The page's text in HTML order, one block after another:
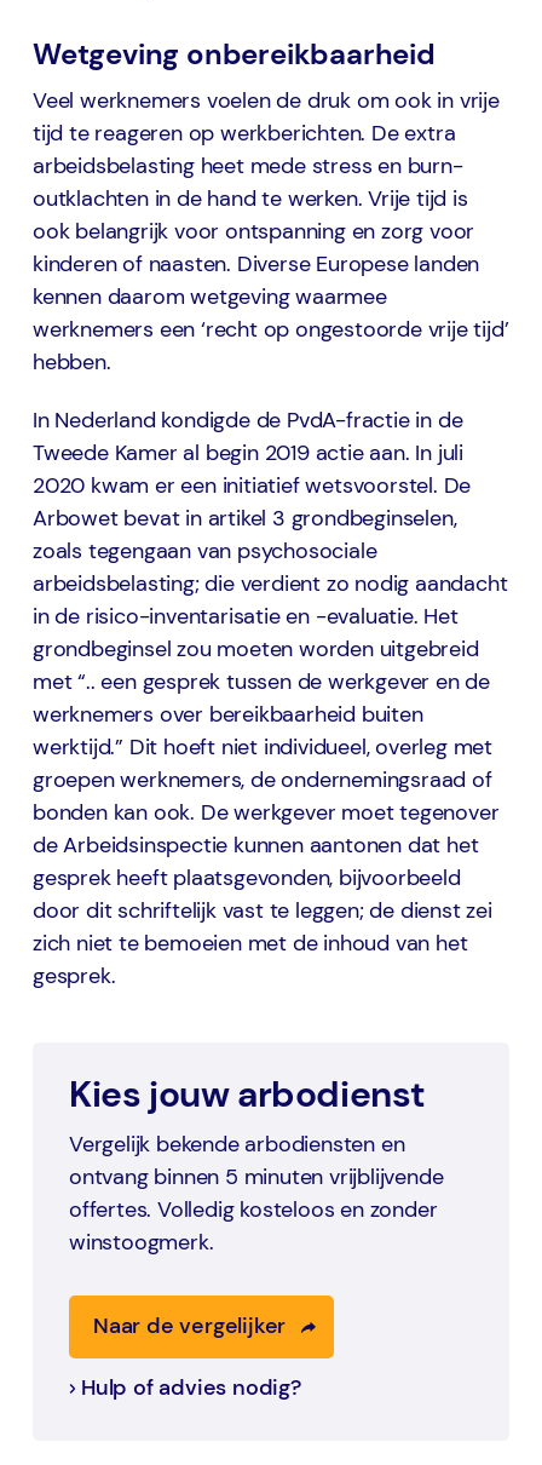
Wetgeving onbereikbaarheid
Veel werknemers voelen de druk om ook in vrije
tijd te reageren op werkberichten. De extra
arbeidsbelasting heet mede stress en burn-
outklachten in de hand te werken. Vrije tijd is
ook belangrijk voor ontspanning en zorg voor
kinderen of naasten. Diverse Europese landen
kennen daarom wetgeving waarmee
werknemers een ‘recht op ongestoorde vrije tijd’
hebben.
In Nederland kondigde de PvdA-fractie in de
Tweede Kamer al begin 2019 actie aan. In juli
2020 kwam er een initiatief wetsvoorstel. De
Arbowet bevat in artikel 3 grondbeginselen,
zoals tegengaan van psychosociale
arbeidsbelasting; die verdient zo nodig aandacht
in de risico-inventarisatie en -evaluatie. Het
grondbeginsel zou moeten worden uitgebreid
met “.. een gesprek tussen de werkgever en de
werknemers over bereikbaarheid buiten
werktijd.” Dit hoeft niet individueel, overleg met
groepen werknemers, de ondernemingsraad of
bonden kan ook. De werkgever moet tegenover
de Arbeidsinspectie kunnen aantonen dat het
gesprek heeft plaatsgevonden, bijvoorbeeld
door dit schriftelijk vast te leggen; de dienst zei
zich niet te bemoeien met de inhoud van het
gesprek.
Kies jouw arbodienst
Vergelijk bekende arbodiensten en
ontvang binnen 5 minuten vrijblijvende
offertes. Volledig kosteloos en zonder
winstoogmerk.
Naar de vergelijker
Hulp of advies nodig?